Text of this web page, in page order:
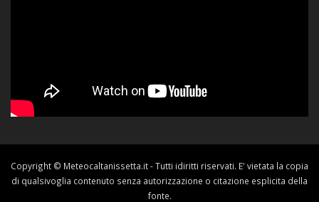
Copyright © Meteocaltanissetta.it - Tutti idiritti riservati. E' vietata la copia
di qualsivoglia contenuto senza autorizzazione o citazione esplicita della
fonte.